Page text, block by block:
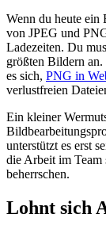
Wenn du heute ein
von JPEG und
Ladezeiten. Du
größten Bildern
es sich, PNG in
verlustfreien
Ein kleiner
unterstützt es erst
die Arbeit im Team
beherrschen.
Lohnt sich